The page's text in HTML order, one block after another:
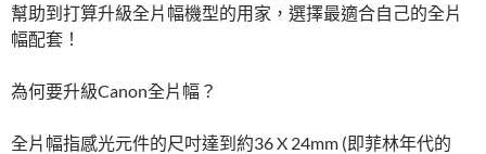
幫助到打算升級全片幅機型的用家，選擇最適合自己的全片
幅配套！
為何要升級Canon全片幅？
全片幅指感光元件的尺吋達到約36 X 24mm (即菲林年代的